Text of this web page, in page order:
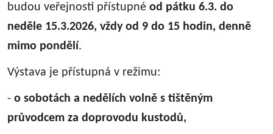
budou veřejnosti přístupné od pátku 6.3. do
neděle 15.3.2026, vždy od 9 do 15 hodin, denně
mimo pondělí.
Výstava je přístupná v režimu:
- o sobotách a nedělích volně s tištěným
průvodcem za doprovodu kustodů,